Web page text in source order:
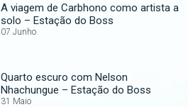
A viagem de Carbhono como artista a
solo – Estação do Boss
07 Junho
Quarto escuro com Nelson
Nhachungue – Estação do Boss
31 Maio